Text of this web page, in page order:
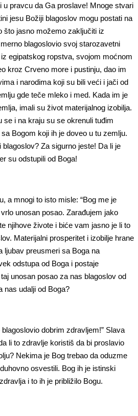
u pravcu da Ga proslave! Mnoge stvari
jesu Božiji blagoslov mogu postati na
što jasno možemo zaključiti iz
blagoslovio svoj starozavetni
egipatskog ropstva, svojom moćnom
kroz Crveno more i pustinju, dao im
i narodima koji su bili veći i jači od
gde teče mleko i med. Kada im je
imali su život materijalnog izobilja.
se i na kraju su se okrenuli tuđim
Bogom koji ih je doveo u tu zemlju.
Za sigurno jeste! Da li je
su odstupili od Boga!
a mnogi to isto misle: “Bog me je
unosan posao. Zarađujem jako
njihove živote i biće vam jasno je li to
Materijalni prosperitet i izobilje hrane
ljubav preusmeri sa Boga na
odstupa od Boga i postaje
unosan posao za nas blagoslov od
nas udalji od Boga?
dobrim zdravljem!” Slava
li to zdravlje koristiš da bi proslavio
Nekima je Bog trebao da oduzme
osvestili. Bog ih je istinski
i to ih je približilo Bogu.